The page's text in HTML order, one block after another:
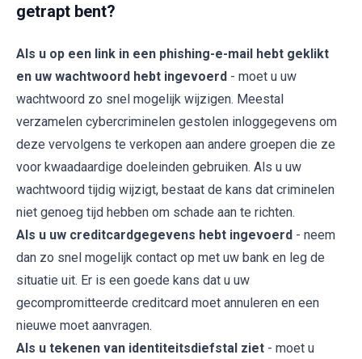
getrapt bent?
Als u op een link in een phishing-e-mail hebt geklikt
en uw wachtwoord hebt ingevoerd - moet u uw
wachtwoord zo snel mogelijk wijzigen. Meestal
verzamelen cybercriminelen gestolen inloggegevens om
deze vervolgens te verkopen aan andere groepen die ze
voor kwaadaardige doeleinden gebruiken. Als u uw
wachtwoord tijdig wijzigt, bestaat de kans dat criminelen
niet genoeg tijd hebben om schade aan te richten.
Als u uw creditcardgegevens hebt ingevoerd - neem
dan zo snel mogelijk contact op met uw bank en leg de
situatie uit. Er is een goede kans dat u uw
gecompromitteerde creditcard moet annuleren en een
nieuwe moet aanvragen.
Als u tekenen van identiteitsdiefstal ziet - moet u